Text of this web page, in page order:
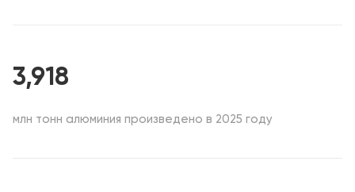
3,918
млн тонн алюминия произведено в 2025 году